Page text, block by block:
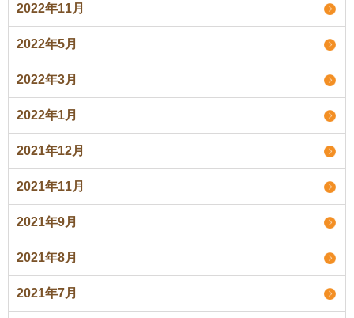
2022年11月
2022年5月
2022年3月
2022年1月
2021年12月
2021年11月
2021年9月
2021年8月
2021年7月